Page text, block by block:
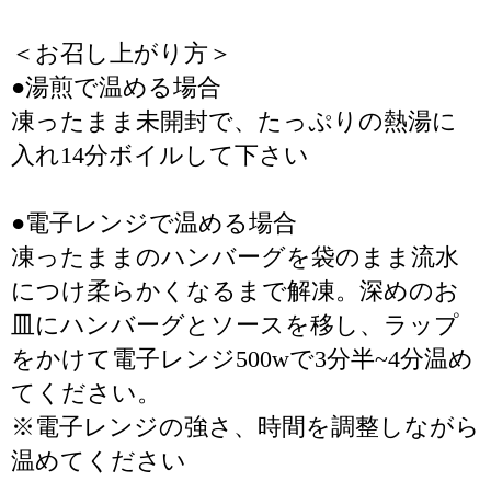
＜お召し上がり方＞
●湯煎で温める場合
凍ったまま未開封で、たっぷりの熱湯に
入れ14分ボイルして下さい
●電子レンジで温める場合
凍ったままのハンバーグを袋のまま流水
につけ柔らかくなるまで解凍。深めのお
皿にハンバーグとソースを移し、ラップ
をかけて電子レンジ500wで3分半~4分温め
てください。
※電子レンジの強さ、時間を調整しながら
温めてください